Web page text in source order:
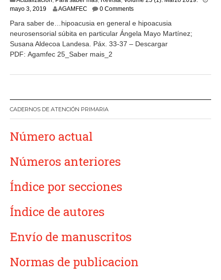
mayo 3, 2019m
y
o
3
,
AGAMFEC 0 Comments
Para saber de…hipoacusia en general e hipoacusia
neurosensorial súbita en particular Ángela Mayo Martínez;
Susana Aldecoa Landesa. Páx. 33-37 – Descargar
PDF: Agamfec 25_Saber mais_2
CADERNOS DE ATENCIÓN PRIMARIA
Número actual
Números anteriores
Índice por secciones
Índice de autores
Envío de manuscritos
Normas de publicacion